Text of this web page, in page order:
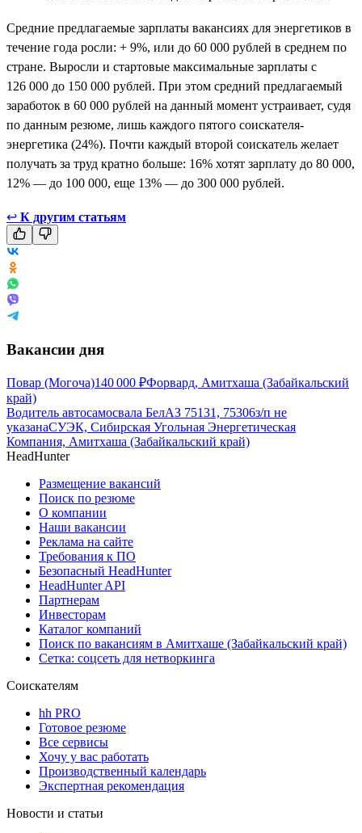
Средние предлагаемые зарплаты вакансиях для энергетиков в
течение года росли: + 9%, или до 60 000 рублей в среднем по
стране. Выросли и стартовые максимальные зарплаты с
126 000 до 150 000 рублей. При этом средний предлагаемый
заработок в 60 000 рублей на данный момент устраивает, судя
по данным резюме, лишь каждого пятого соискателя-
энергетика (24%). Почти каждый второй соискатель желает
получать за труд кратно больше: 16% хотят зарплату до 80 000,
12% — до 100 000, еще 13% — до 300 000 рублей.
↩ К другим статьям
Вакансии дня
Повар (Могоча)140 000 ₽Форвард, Амитхаша (Забайкальский
край)
Водитель автосамосвала БелАЗ 75131, 75306з/п не
указанаСУЭК, Сибирская Угольная Энергетическая
Компания, Амитхаша (Забайкальский край)
HeadHunter
Размещение вакансий
Поиск по резюме
О компании
Наши вакансии
Реклама на сайте
Требования к ПО
Безопасный HeadHunter
HeadHunter API
Партнерам
Инвесторам
Каталог компаний
Поиск по вакансиям в Амитхаше (Забайкальский край)
Сетка: соцсеть для нетворкинга
Соискателям
hh PRO
Готовое резюме
Все сервисы
Хочу у вас работать
Производственный календарь
Экспертная рекомендация
Новости и статьи